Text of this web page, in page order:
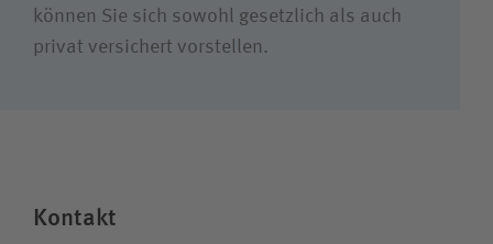
können Sie sich sowohl gesetzlich als auch
privat versichert vorstellen.
Kontakt